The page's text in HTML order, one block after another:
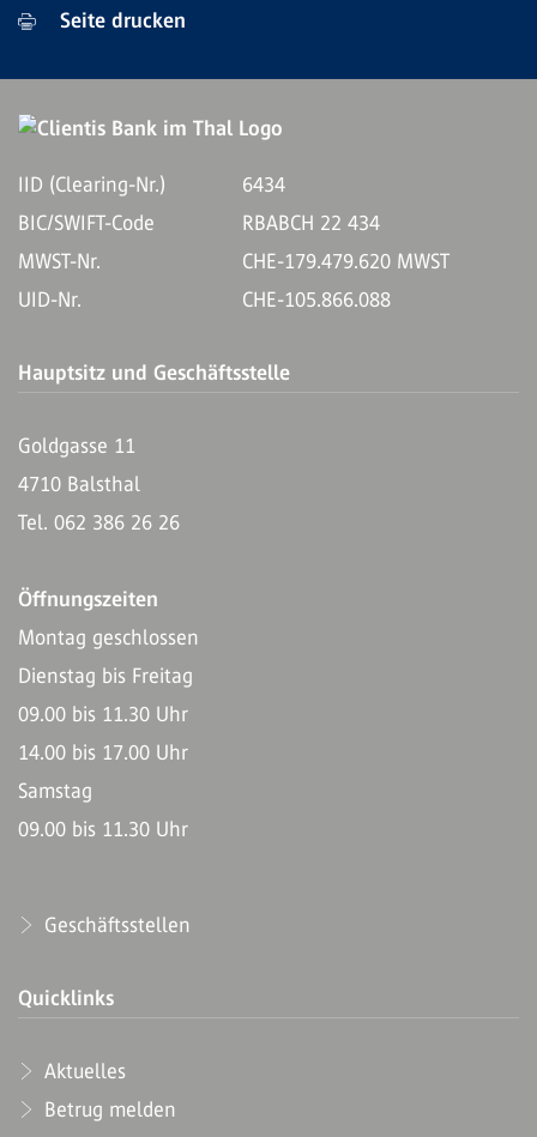
Seite drucken
IID (Clearing-Nr.)
6434
BIC/SWIFT-Code
RBABCH 22 434
MWST-Nr.
CHE-179.479.620 MWST
UID-Nr.
CHE-105.866.088
Hauptsitz und Geschäftsstelle
Goldgasse 11
4710 Balsthal
Tel. 062 386 26 26
Öffnungszeiten
Montag geschlossen
Dienstag bis Freitag
09.00 bis 11.30 Uhr
14.00 bis 17.00 Uhr
Samstag
09.00 bis 11.30 Uhr
Geschäftsstellen
Quicklinks
Aktuelles
Betrug melden